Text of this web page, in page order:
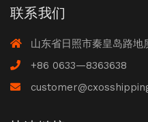
联系我们
山东省日照市秦皇岛路地
+86 0633—8363638